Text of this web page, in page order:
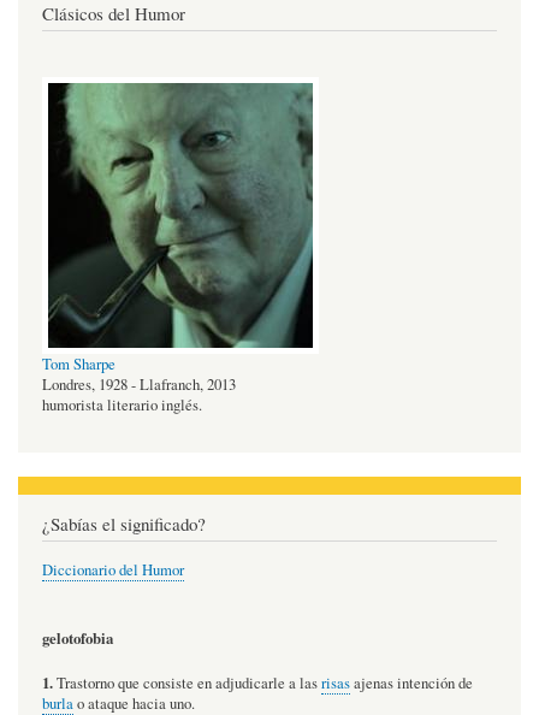
Clásicos del Humor
Tom Sharpe
Londres, 1928 - Llafranch, 2013
humorista literario inglés.
¿Sabías el significado?
Diccionario del Humor
gelotofobia
1.Trastorno que consiste en adjudicarle a lasrisasajenas intención de
burlao ataque hacia uno.